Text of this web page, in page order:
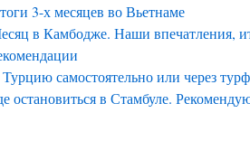
3-х месяцев во Вьетнаме
в Камбодже. Наши впечатления,
самостоятельно или через
остановиться в Стамбуле.